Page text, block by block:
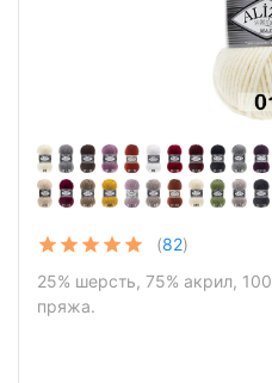
(82)
25% шерсть, 75% акрил,
пряжа.